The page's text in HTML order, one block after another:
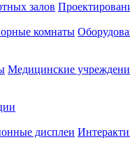
залов
комнаты
Медицинские
дисплеи